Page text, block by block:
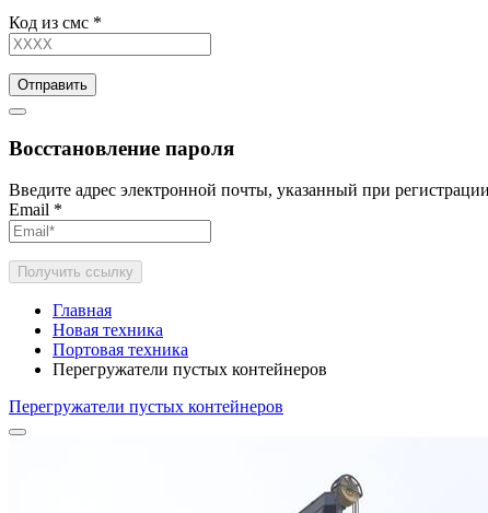
Код из смс *
Отправить
Восстановление пароля
Введите адрес электронной почты, указанный при
Email *
Получить ссылку
Главная
Новая техника
Портовая техника
Перегружатели пустых контейнеров
Перегружатели пустых контейнеров